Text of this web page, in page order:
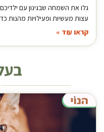
גלו את השמחה שבגינון עם
עצות מעשיות ופעילויות מהנות
קראו עוד »